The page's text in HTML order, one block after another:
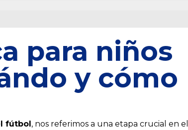
para niños
y cómo
fútbol, nos referimos a una etapa crucial en el